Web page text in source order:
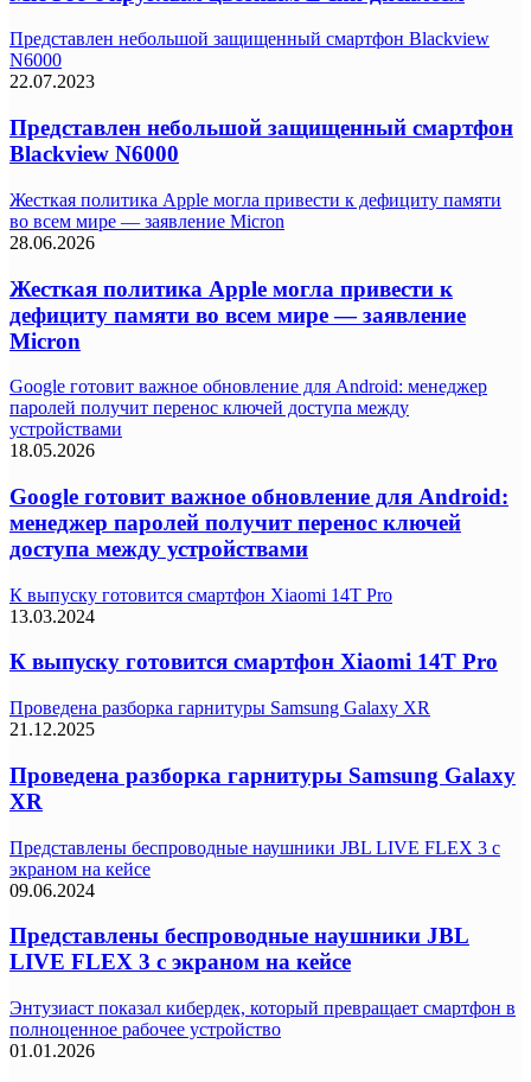
Представлен небольшой защищенный смартфон Blackview
N6000
22.07.2023
Представлен небольшой защищенный смартфон
Blackview N6000
Жесткая политика Apple могла привести к дефициту памяти
во всем мире — заявление Micron
28.06.2026
Жесткая политика Apple могла привести к
дефициту памяти во всем мире — заявление
Micron
Google готовит важное обновление для Android: менеджер
паролей получит перенос ключей доступа между
устройствами
18.05.2026
Google готовит важное обновление для Android:
менеджер паролей получит перенос ключей
доступа между устройствами
К выпуску готовится смартфон Xiaomi 14T Pro
13.03.2024
К выпуску готовится смартфон Xiaomi 14T Pro
Проведена разборка гарнитуры Samsung Galaxy XR
21.12.2025
Проведена разборка гарнитуры Samsung Galaxy
XR
Представлены беспроводные наушники JBL LIVE FLEX 3 с
экраном на кейсе
09.06.2024
Представлены беспроводные наушники JBL
LIVE FLEX 3 с экраном на кейсе
Энтузиаст показал кибердек, который превращает смартфон в
полноценное рабочее устройство
01.01.2026